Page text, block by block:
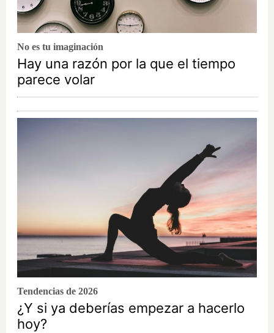
No es tu imaginación
Hay una razón por la que el tiempo
parece volar
Tendencias de 2026
¿Y si ya deberías empezar a hacerlo
hoy?